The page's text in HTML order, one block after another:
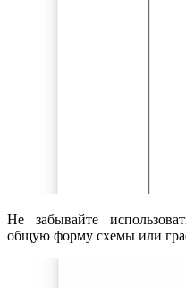
Не забывайте
общую форму схемы или